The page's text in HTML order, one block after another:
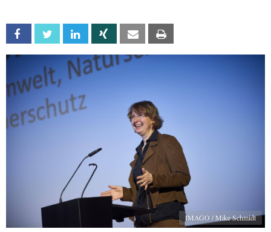
Facebook Twitter Linkedin Xing Email
IMAGO / Mike Schmidt